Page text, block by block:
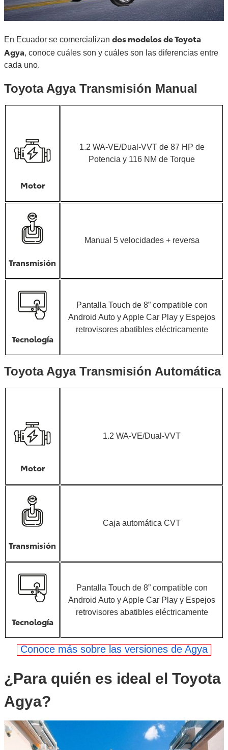
En Ecuador se comercializan dos modelos de Toyota
Agya, conoce cuáles son y cuáles son las diferencias entre
cada uno.
Toyota Agya Transmisión Manual
Motor
1.2 WA-VE/Dual-VVT de 87 HP de
Potencia y 116 NM de Torque
Transmisión
Manual 5 velocidades + reversa
Tecnología
Pantalla Touch de 8” compatible con
Android Auto y Apple Car Play y Espejos
retrovisores abatibles eléctricamente
Toyota Agya Transmisión Automática
Motor
1.2 WA-VE/Dual-VVT
Transmisión
Caja automática CVT
Tecnología
Pantalla Touch de 8” compatible con
Android Auto y Apple Car Play y Espejos
retrovisores abatibles eléctricamente
Conoce más sobre las versiones de Agya
¿Para quién es ideal el Toyota
Agya?